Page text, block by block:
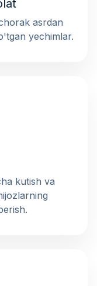
asrdan
yechimlar.
kutish va